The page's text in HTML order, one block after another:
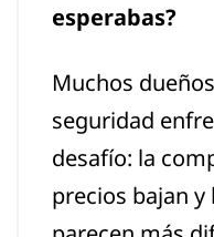
esperabas?
Muchos
seguridad
desafío: la
precios bajan y